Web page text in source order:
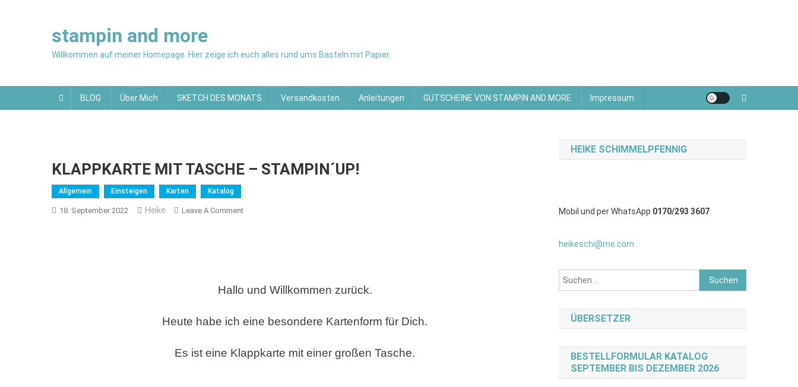
stampin and more
Willkommen auf meiner Homepage. Hier zeige ich euch alles rund ums Basteln mit Papier.
BLOG Über Mich SKETCH DES MONATS Versandkosten Anleitungen GUTSCHEINE VON STAMPIN AND MORE Impressum
KLAPPKARTE MIT TASCHE – STAMPIN´UP!
Allgemein Einsteigen Karten Katalog
18. September 2022 Heike Leave A CommentOn
´UP!
Hallo und Willkommen zurück.
Heute habe ich eine besondere Kartenform für Dich.
Es ist eine Klappkarte mit einer großen Tasche.
HEIKE SCHIMMELPFENNIG
Mobil und per WhatsApp 0170/293 3607
heikeschi@me.com
Suchen
nach:
ÜBERSETZER
BESTELLFORMULAR KATALOG
SEPTEMBER BIS DEZEMBER 2026